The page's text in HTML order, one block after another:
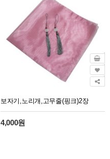
보자기,노리개,고무줄(핑크)2장
4,000원